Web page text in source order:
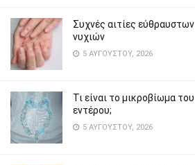
Συχνές αιτίες εύθραυστων
νυχιών
5 ΑΥΓΟΎΣΤΟΥ, 2026
Τι είναι το μικροβίωμα του
εντέρου;
5 ΑΥΓΟΎΣΤΟΥ, 2026